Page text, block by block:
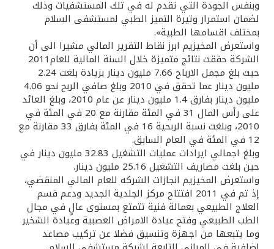
مصر
المملكة المتحدة
مملكة البحرين
وبنفس الجودة التي تقدم له في تلك المستشفيات وذلك
لضمان استمرار وتيرة التميز الطبي لمستشفى السلام
بمختلف اقسامها الطبية».
واستعرض المخيزيم ابرز نقاط التقرير المالي مشيرا الى أن
الشركة حققت نتائج متميزة خلال السنة المالية للعام2011
حيث بلغ مجمل الارباح 7.66 مليون دينار بزيادة بلغت 2.24
مليون دينار عما تحقق في 2010 وبلغ صافي الربح نحو 4.06
مليون دينار بفارق 1.4 مليون دينار عن عام 2010، وبلغ العائد
على رأس المال 31 في المئة مقارنة مع 20 في المئة في
2010، وبلغت نسبة الربحية 16 في المئة بفارق 33 مقارنة مع
12 في المئة في العام السابق.
وبلغ اجمالي ايرادات عمليات التشغيل 32.83 مليون دينار في
حين بلغت مصاريف التشغيل 25.16 مليون دينار.
واستعرض المخيزيم انجازات الشركه للعام المالي المنقضي،
إذ تم في 2011 افتتاح مركز الجلدية الجديد ودعم قسم
العلاج الطبيعي بعمالة فنية تتمتع بمستوى عالٍ في مجال
الطب الطبيعي وفتح عيادة الامراض العصبية وعيادة الشخير
وما يتبعها من اجهزة وتنسيق فضلا عن تركيب مصاعد